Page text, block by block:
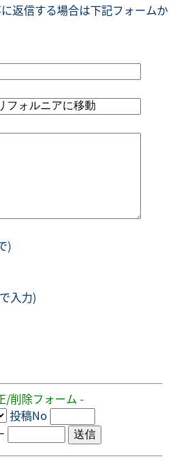
に返信する場合は下記フォームか
)
入力)
/削除フォーム -
投稿No